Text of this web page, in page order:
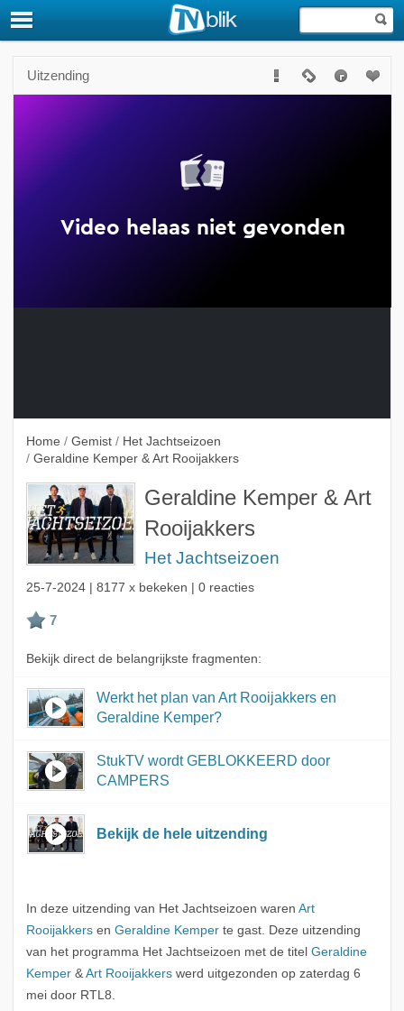
Uitzending
Home / Gemist / Het Jachtseizoen
/ Geraldine Kemper & Art Rooijakkers
Geraldine Kemper & Art
Rooijakkers
Het Jachtseizoen
25-7-2024| 8177 x bekeken | 0 reacties
Bekijk direct de belangrijkste fragmenten:
Werkt het plan van Art Rooijakkers en
Geraldine Kemper?
StukTV wordt GEBLOKKEERD door
CAMPERS
Bekijk de hele uitzending
In deze uitzending van Het Jachtseizoen waren Art
Rooijakkersen Geraldine Kemperte gast. Deze uitzending
van het programma Het Jachtseizoen met de titel Geraldine
Kemper& Art Rooijakkerswerd uitgezonden op zaterdag 6
mei door RTL8.